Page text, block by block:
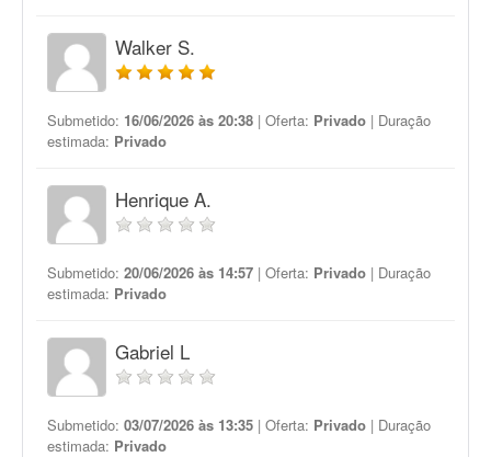
Walker S.
Submetido: 16/06/2026 às 20:38 | Oferta: Privado | Duração
estimada: Privado
Henrique A.
Submetido: 20/06/2026 às 14:57 | Oferta: Privado | Duração
estimada: Privado
Gabriel L
Submetido: 03/07/2026 às 13:35 | Oferta: Privado | Duração
estimada: Privado